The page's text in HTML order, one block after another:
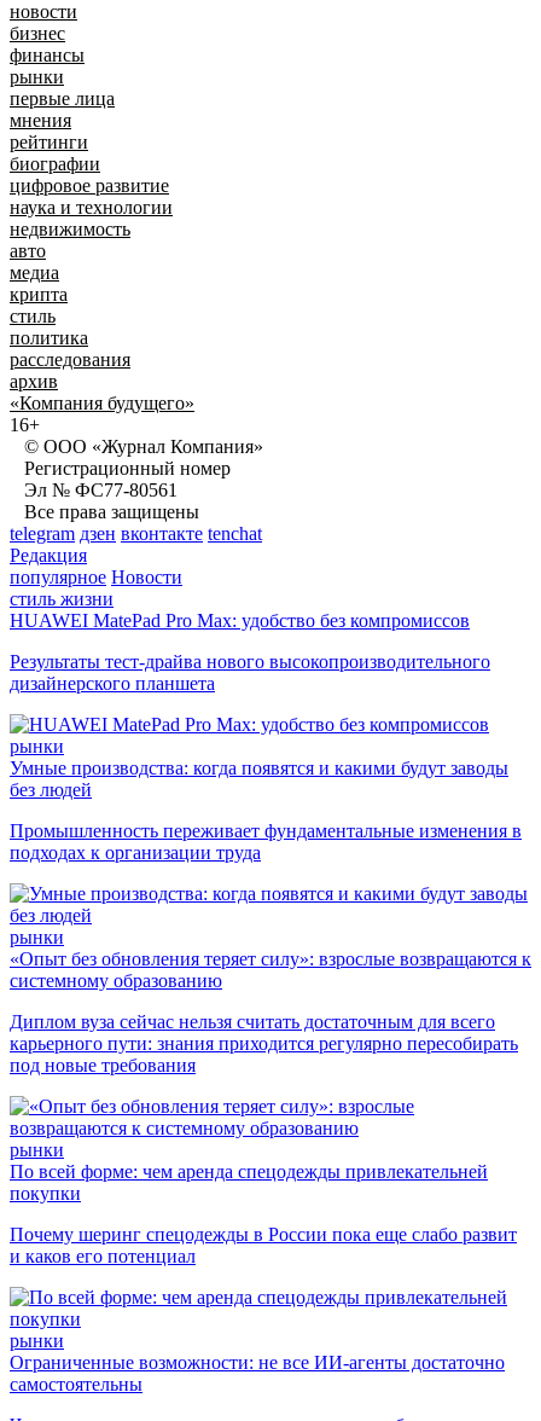
новости
бизнес
финансы
рынки
первые лица
мнения
рейтинги
биографии
цифровое развитие
наука и технологии
недвижимость
авто
медиа
крипта
стиль
политика
расследования
архив
«Компания будущего»
16+
© ООО «Журнал Компания»
Регистрационный номер
Эл № ФС77-80561
Все права защищены
telegram дзен вконтакте tenchat
Редакция
популярное Новости
стиль жизни
HUAWEI MatePad Pro Max: удобство без компромиссов
Результаты тест-драйва нового высокопроизводительного
дизайнерского планшета
рынки
Умные производства: когда появятся и какими будут заводы
без людей
Промышленность переживает фундаментальные изменения в
подходах к организации труда
рынки
«Опыт без обновления теряет силу»: взрослые возвращаются к
системному образованию
Диплом вуза сейчас нельзя считать достаточным для всего
карьерного пути: знания приходится регулярно пересобирать
под новые требования
рынки
По всей форме: чем аренда спецодежды привлекательней
покупки
Почему шеринг спецодежды в России пока еще слабо развит
и каков его потенциал
рынки
Ограниченные возможности: не все ИИ-агенты достаточно
самостоятельны